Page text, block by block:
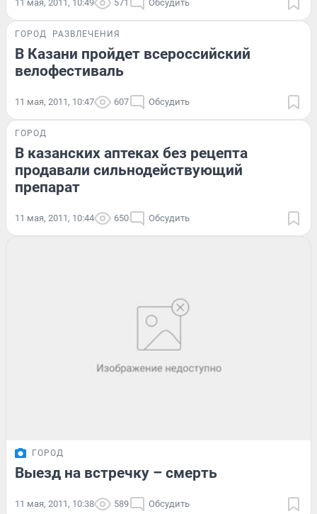
11 мая, 2011, 10:49 571 Обсудить
ГОРОД РАЗВЛЕЧЕНИЯ
В Казани пройдет всероссийский
велофестиваль
11 мая, 2011, 10:47 607 Обсудить
ГОРОД
В казанских аптеках без рецепта
продавали сильнодействующий
препарат
11 мая, 2011, 10:44 650 Обсудить
ГОРОД
Выезд на встречку – смерть
11 мая, 2011, 10:38 589 Обсудить